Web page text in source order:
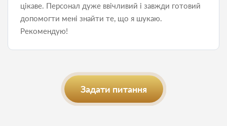
цікаве. Персонал дуже ввічливий і завжди готовий
допомогти мені знайти те, що я шукаю.
Рекомендую!
Задати питання